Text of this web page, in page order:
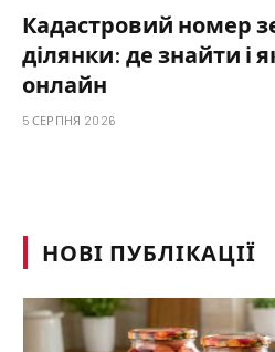
Кадастровий номер
ділянки: де знайти і
онлайн
5 СЕРПНЯ 2026
НОВІ ПУБЛІКАЦІЇ